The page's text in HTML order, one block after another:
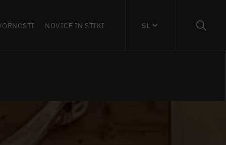
NOVICE IN STIKI SL